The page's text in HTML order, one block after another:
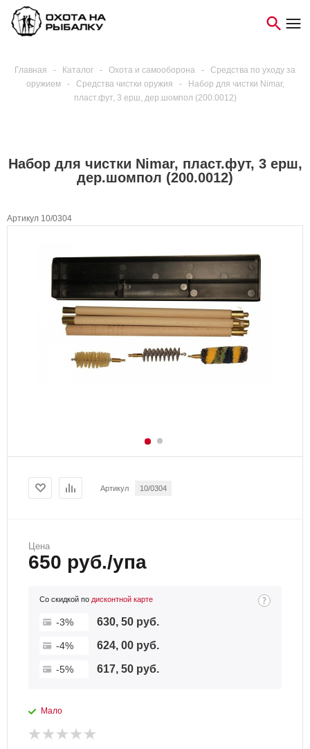
Главная - Каталог - Охота и самооборона -
Средства по уходу за
оружием
- Средства чистки оружия -
Набор для чистки Nimar,
пласт.фут, 3 ерш, дер.шомпол (200.0012)
Набор для чистки Nimar, пласт.фут, 3 ерш,
дер.шомпол (200.0012)
Артикул 10/0304
Артикул 10/0304
Цена
650 руб./упа
Со скидкой по дисконтной карте
-3% 630, 50 руб.
-4% 624, 00 руб.
-5% 617, 50 руб.
Мало